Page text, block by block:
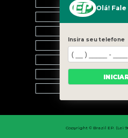
BLOG
Copyright © Brazil EP. (Lei
Olá!
Insira seu telefone